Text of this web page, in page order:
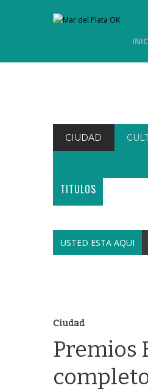
CIUDAD
TITULOS
USTED ESTA AQUI
Ciudad
Premios